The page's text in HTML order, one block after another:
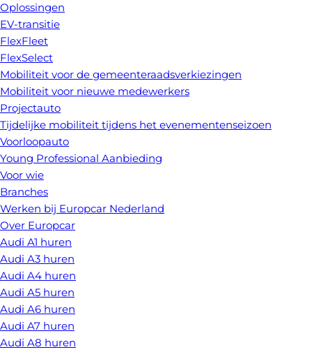
Oplossingen
EV-transitie
FlexFleet
FlexSelect
Mobiliteit voor de gemeenteraadsverkiezingen
Mobiliteit voor nieuwe medewerkers
Projectauto
Tijdelijke mobiliteit tijdens het evenementenseizoen
Voorloopauto
Young Professional Aanbieding
Voor wie
Branches
Werken bij Europcar Nederland
Over Europcar
Audi A1 huren
Audi A3 huren
Audi A4 huren
Audi A5 huren
Audi A6 huren
Audi A7 huren
Audi A8 huren